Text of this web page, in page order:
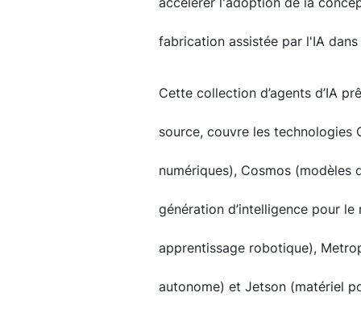
fabrication assistée par l'IA
Cette collection d’agents d’IA
source, couvre les technologies
numériques), Cosmos (modèles
génération d’intelligence pour
apprentissage robotique),
autonome) et Jetson (matériel